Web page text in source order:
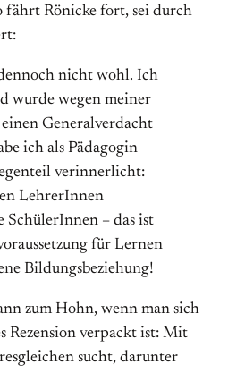
fährt Rönicke fort, sei durch
nicht wohl. Ich
wurde wegen meiner
Generalverdacht
ich als Pädagogin
verinnerlicht:
LehrerInnen
SchülerInnen – das ist
für Lernen
Bildungsbeziehung!
zum Hohn, wenn man sich
Rezension verpackt ist: Mit
sucht, darunter